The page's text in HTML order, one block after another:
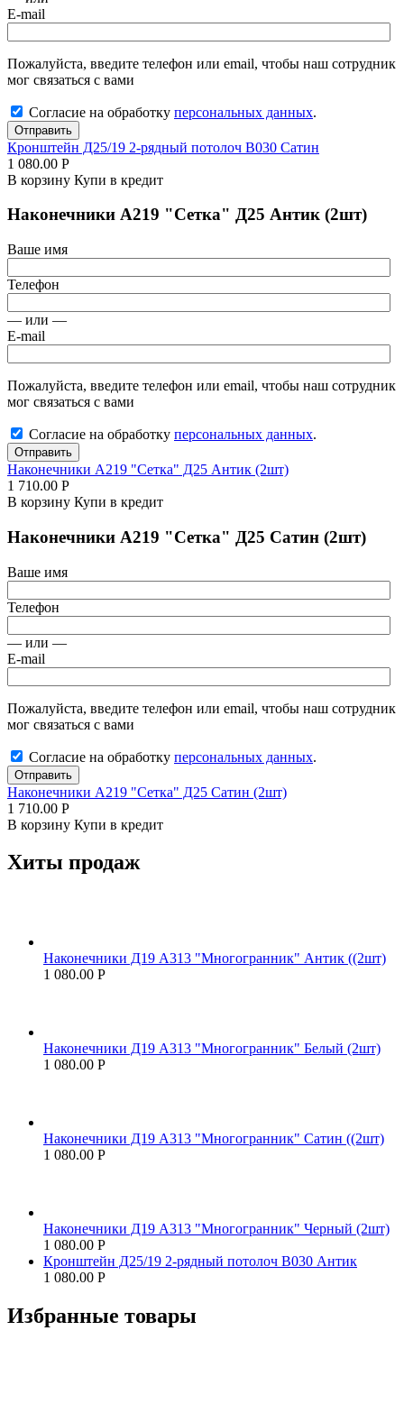
E-mail
Пожалуйста, введите телефон или email, чтобы наш сотрудник
мог связаться с вами
Согласие на обработку персональных данных.
Отправить
Кронштейн Д25/19 2-рядный потолоч В030 Сатин
1 080.00 Р
В корзину Купи в кредит
Наконечники А219 "Сетка" Д25 Антик (2шт)
Ваше имя
Телефон
— или —
E-mail
Пожалуйста, введите телефон или email, чтобы наш сотрудник
мог связаться с вами
Согласие на обработку персональных данных.
Отправить
Наконечники А219 "Сетка" Д25 Антик (2шт)
1 710.00 Р
В корзину Купи в кредит
Наконечники А219 "Сетка" Д25 Сатин (2шт)
Ваше имя
Телефон
— или —
E-mail
Пожалуйста, введите телефон или email, чтобы наш сотрудник
мог связаться с вами
Согласие на обработку персональных данных.
Отправить
Наконечники А219 "Сетка" Д25 Сатин (2шт)
1 710.00 Р
В корзину Купи в кредит
Хиты продаж
Наконечники Д19 А313 "Многогранник" Антик ((2шт)
1 080.00 Р
Наконечники Д19 А313 "Многогранник" Белый (2шт)
1 080.00 Р
Наконечники Д19 А313 "Многогранник" Сатин ((2шт)
1 080.00 Р
Наконечники Д19 А313 "Многогранник" Черный (2шт)
1 080.00 Р
Кронштейн Д25/19 2-рядный потолоч В030 Антик
1 080.00 Р
Избранные товары